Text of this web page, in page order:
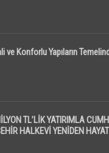
ve Konforlu Yapıların
TL’LİK YATIRIMLA
HALKEVİ YENİDEN